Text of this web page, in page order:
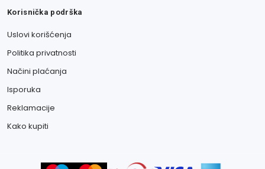
Korisnička podrška
Uslovi korišćenja
Politika privatnosti
Načini plaćanja
Isporuka
Reklamacije
Kako kupiti